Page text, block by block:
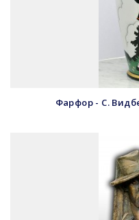
Фарфор - С.